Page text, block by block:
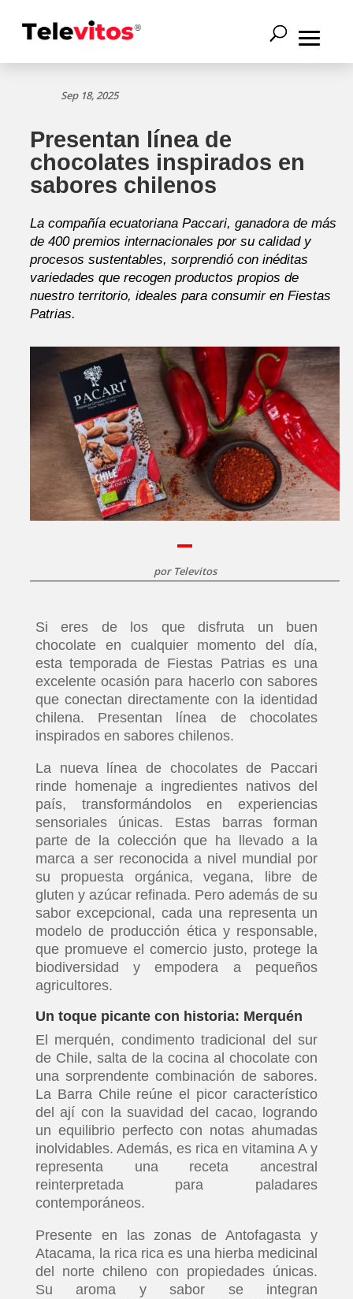
Sep 18, 2025
Presentan línea de
chocolates inspirados en
sabores chilenos
La compañía ecuatoriana Paccari, ganadora de más
de 400 premios internacionales por su calidad y
procesos sustentables, sorprendió con inéditas
variedades que recogen productos propios de
nuestro territorio, ideales para consumir en Fiestas
Patrias.
por Televitos
Si eres de los que disfruta un buen
chocolate en cualquier momento del día,
esta temporada de Fiestas Patrias es una
excelente ocasión para hacerlo con sabores
que conectan directamente con la identidad
chilena. Presentan línea de chocolates
inspirados en sabores chilenos.
La nueva línea de chocolates de Paccari
rinde homenaje a ingredientes nativos del
país, transformándolos en experiencias
sensoriales únicas. Estas barras forman
parte de la colección que ha llevado a la
marca a ser reconocida a nivel mundial por
su propuesta orgánica, vegana, libre de
gluten y azúcar refinada. Pero además de su
sabor excepcional, cada una representa un
modelo de producción ética y responsable,
que promueve el comercio justo, protege la
biodiversidad y empodera a pequeños
agricultores.
Un toque picante con historia: Merquén
El merquén, condimento tradicional del sur
de Chile, salta de la cocina al chocolate con
una sorprendente combinación de sabores.
La Barra Chile reúne el picor característico
del ají con la suavidad del cacao, logrando
un equilibrio perfecto con notas ahumadas
inolvidables. Además, es rica en vitamina A y
representa una receta ancestral
reinterpretada para paladares
contemporáneos.
Presente en las zonas de Antofagasta y
Atacama, la rica rica es una hierba medicinal
del norte chileno con propiedades únicas.
Su aroma y sabor se integran